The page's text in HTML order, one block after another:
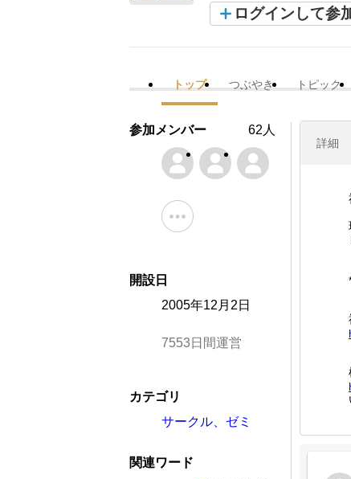
ログインして参
トップ つぶやき トピック
詳細
参加メンバー 62人
開設日
2005年12月2日
7553日間運営
カテゴリ
サークル、ゼミ
関連ワード